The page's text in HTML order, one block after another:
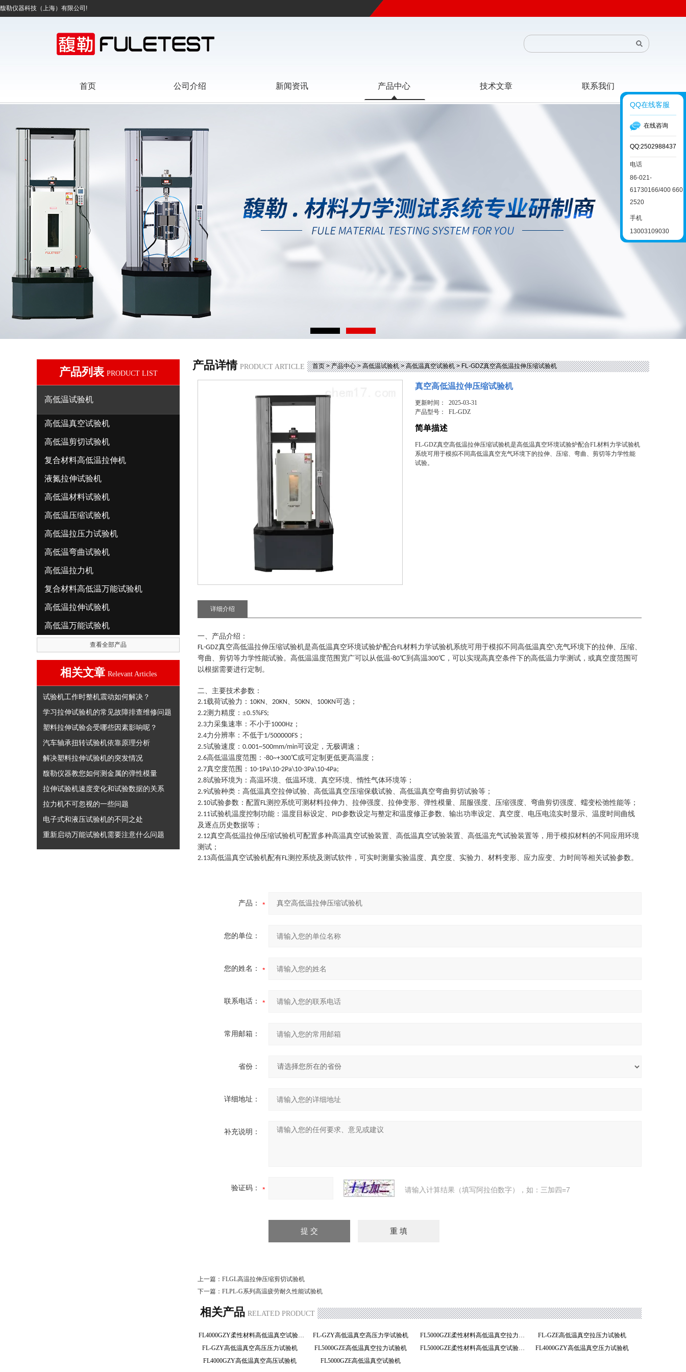
馥勒仪器科技（上海）有限公司!
首页 公司介绍 新闻资讯 产品中心 技术文章 联系我们
产品列表 PRODUCT LIST
高低温试验机
高低温真空试验机
高低温剪切试验机
复合材料高低温拉伸机
液氮拉伸试验机
高低温材料试验机
高低温压缩试验机
高低温拉压力试验机
高低温弯曲试验机
高低温拉力机
复合材料高低温万能试验机
高低温拉伸试验机
高低温万能试验机
查看全部产品
相关文章 Relevant Articles
试验机工作时整机震动如何解决？
学习拉伸试验机的常见故障排查维修问题
塑料拉伸试验会受哪些因素影响呢？
汽车轴承扭转试验机依靠原理分析
解决塑料拉伸试验机的突发情况
馥勒仪器教您如何测金属的弹性模量
拉伸试验机速度变化和试验数据的关系
拉力机不可忽视的一些问题
电子式和液压试验机的不同之处
重新启动万能试验机需要注意什么问题
产品详情 PRODUCT ARTICLE 首页>产品中心>高低温试验机>高低温真空试验机> FL-GDZ真空高低温拉伸压缩试验机
真空高低温拉伸压缩试验机
更新时间： 2025-03-31
产品型号：FL-GDZ
简单描述
FL-GDZ真空高低温拉伸压缩试验机是高低温真空环境试验炉配合FL材料力学试验机
系统可用于模拟不同高低温真空充气环境下的拉伸、压缩、弯曲、剪切等力学性能
试验。
详细介绍
一、产品介绍：
FL-GDZ真空高低温拉伸压缩试验机是高低温真空环境试验炉配合FL材料力学试验机系统可用于模拟不同高低温真空\充气环境下的拉伸、压缩、
弯曲、剪切等力学性能试验。高低温温度范围宽广可以从低温-80℃到高温300℃，可以实现高真空条件下的高低温力学测试，或真空度范围可
以根据需要进行定制。
二、主要技术参数：
2.1载荷试验力： 10KN、 20KN、 50KN、 100KN可选；
2.2测力精度：±0.5%FS;
2.3力采集速率：不小于1000Hz ；
2.4力分辨率：不低于1/500000FS ；
2.5试验速度： 0.001~500mm/min可设定，无极调速；
2.6高低温温度范围： -80~+300℃或可定制更低更高温度；
2.7真空度范围： 10-1Pa\10-2Pa\10-3Pa\10-4Pa;
2.8试验环境为：高温环境、低温环境、真空环境、惰性气体环境等；
2.9试验种类：高低温真空拉伸试验、高低温真空压缩保载试验、高低温真空弯曲剪切试验等；
2.10试验参数：配置FL测控系统可测材料拉伸力、拉伸强度、拉伸变形、弹性模量、屈服强度、压缩强度、弯曲剪切强度、蠕变松弛性能等；
2.11试验机温度控制功能：温度目标设定、 PID参数设定与整定和温度修正参数、输出功率设定、真空度、电压电流实时显示、温度时间曲线
及逐点历史数据等；
2.12真空高低温拉伸压缩试验机可配置多种高温真空试验装置、高低温真空试验装置、高低温充气试验装置等，用于模拟材料的不同应用环境
测试；
2.13高低温真空试验机配有FL测控系统及测试软件，可实时测量实验温度、真空度、实验力、材料变形、应力应变、力时间等相关试验参数。
产品：
您的单位：
您的姓名：
联系电话：
常用邮箱：
省份：
详细地址：
补充说明：
验证码： 请输入计算结果（填写阿拉伯数字），如：三加四=7
上一篇： FLGL高温拉伸压缩剪切试验机
下一篇： FLPL-G系列高温疲劳耐久性能试验机
相关产品 RELATED PRODUCT
FL4000GZY柔性材料高低温真空试验机 FL-GZY高低温真空高压力学试验机 FL5000GZE柔性材料高低温真空拉力试验机
FL-GZE高低温真空拉压力试验机
FL-GZY高低温真空高压压力试验机
FL5000GZE高低温真空拉力试验机 FL5000GZE柔性材料高低温真空试验机
FL4000GZY高低温真空压力试验机
FL4000GZY高低温真空高压试验机
FL5000GZE高低温真空试验机
QQ在线客服
在线咨询
QQ:2502988437
电话
86-021-
61730166/400 660
2520
手机
13003109030